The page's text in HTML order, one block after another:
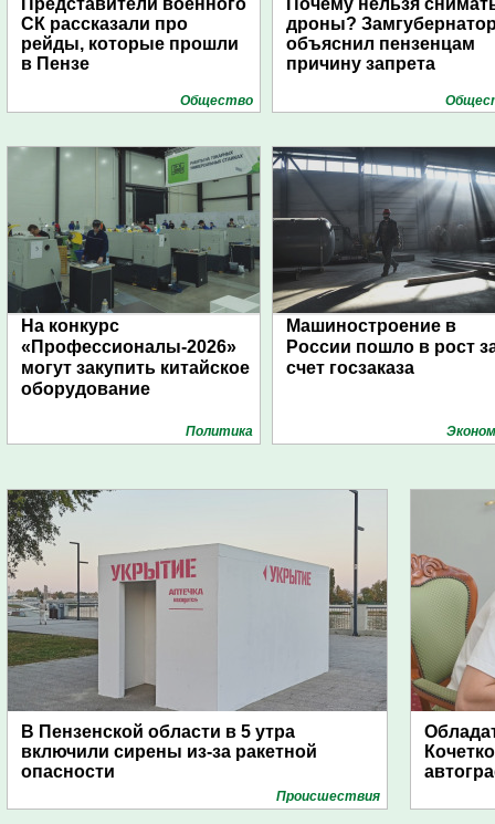
Представители военного
СК рассказали про
рейды, которые прошли
в Пензе
Общество
Почему нельзя
дроны?
объяснил пензенцам
причину запрета
На конкурс
«Профессионалы-2026»
могут закупить китайское
оборудование
Политика
Машиностроение в
России пошло в рост
счет госзаказа
В Пензенской области в 5 утра
включили сирены из-за ракетной
опасности
Проиcшествия